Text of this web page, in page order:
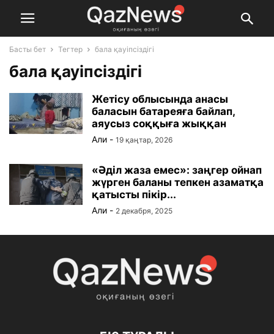
Басты бет Тегтер бала қауіпсіздігі
бала қауіпсіздігі
Жетісу облысында анасы
баласын батареяға байлап,
аяусыз соққыға жыққан
Али - 19 қаңтар, 2026
«Әділ жаза емес»: заңгер ойнап
жүрген баланы тепкен азаматқа
қатысты пікір...
Али - 2 декабря, 2025